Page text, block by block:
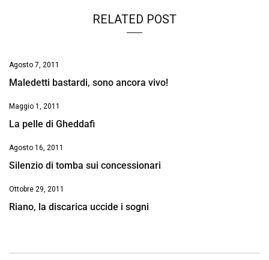
RELATED POST
Agosto 7, 2011
Maledetti bastardi, sono ancora vivo!
Maggio 1, 2011
La pelle di Gheddafi
Agosto 16, 2011
Silenzio di tomba sui concessionari
Ottobre 29, 2011
Riano, la discarica uccide i sogni